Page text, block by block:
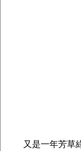
又是一年芳草